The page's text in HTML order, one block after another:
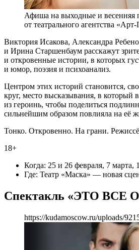
Афиша на выходные и весенняя
от театрального агентства
Виктория Исакова, Александра
и Ирина Старшенбаум​​​​​​​​​​​​​​ расскажут
и откровенные истории, в которых
и юмор, поэзия и психоанализ.
Центром этих историй становится,
круг, место высказывания, в который
из героинь, чтобы поделиться
сильнейшим образом повлияла на её
Тонко. Откровенно. На грани.
18+
Когда: 25 и 26 февраля, 7 марта,
Где: Театр «Маска» — новая
Спектакль «ЭТО ВСЕ
https://kudamoscow.ru/uploads/